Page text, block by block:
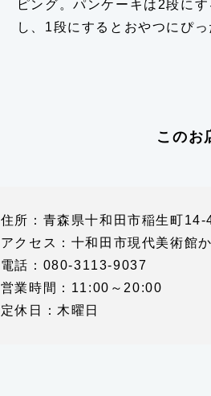
ピング。パンケーキは2段に
し、1段にするとおやつにぴっ
このお
住所：青森県十和田市稲生町14-
アクセス：十和田市現代美術館
電話：080-3113-9037
営業時間：11:00～20:00
定休日：木曜日